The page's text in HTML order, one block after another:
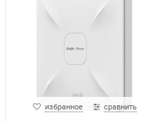
избранное сравнить